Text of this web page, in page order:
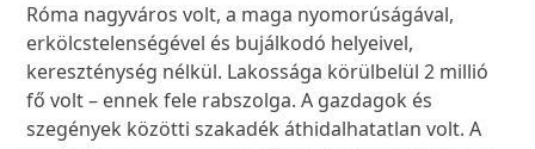
Róma nagyváros volt, a maga nyomorúságával,
erkölcstelenségével és bujálkodó helyeivel,
kereszténység nélkül. Lakossága körülbelül 2 millió
fő volt – ennek fele rabszolga. A gazdagok és
szegények közötti szakadék áthidalhatatlan volt. A